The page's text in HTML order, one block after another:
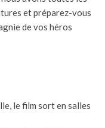
et préparez-vous
de vos héros
le film sort en salles